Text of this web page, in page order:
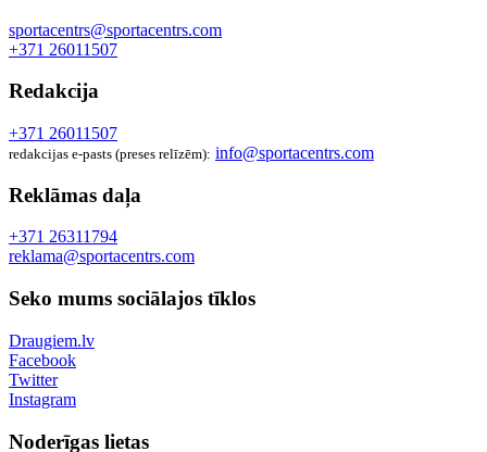
sportacentrs@sportacentrs.com
+371 26011507
Redakcija
+371 26011507
redakcijas e-pasts (preses relīzēm): info@sportacentrs.com
Reklāmas daļa
+371 26311794
reklama@sportacentrs.com
Seko mums sociālajos tīklos
Draugiem.lv
Facebook
Twitter
Instagram
Noderīgas lietas